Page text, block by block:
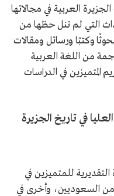
العربية في مجالاتها
التي لم تنل حظها من
وكتبًا ورسائل ومقالات
من اللغة العربية
المتميزين في الدراسات
في تاريخ الجزيرة
للمتميزين في
من السعوديين، وأخرى في